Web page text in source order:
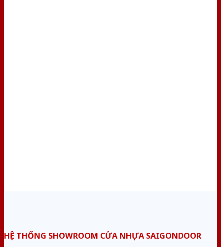
HỆ THỐNG SHOWROOM CỬA NHỰA SAIGONDOOR